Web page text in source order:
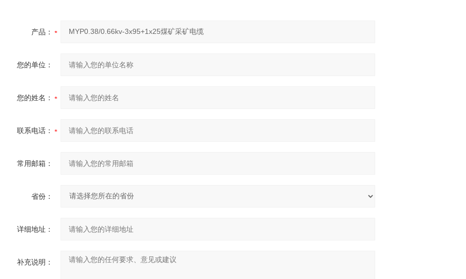
产品：
您的单位：
您的姓名：
联系电话：
常用邮箱：
省份：
详细地址：
补充说明：